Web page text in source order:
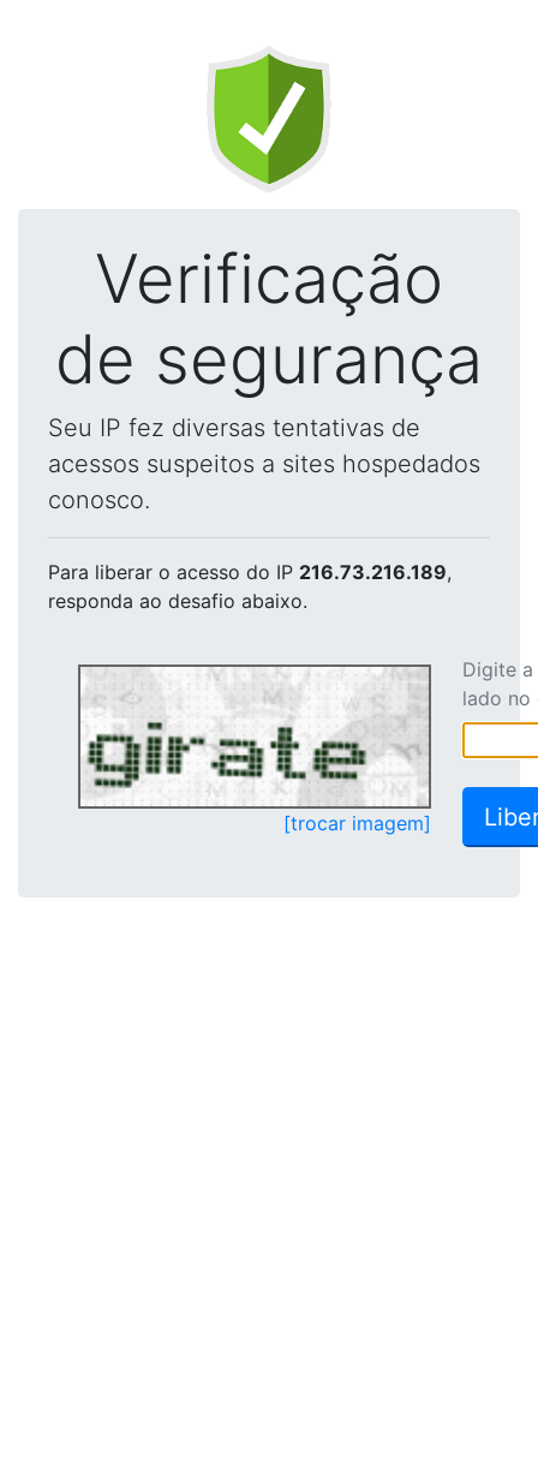
Verificação
de segurança
Seu IP fez diversas tentativas de
acessos suspeitos a sites hospedados
conosco.
Para liberar o acesso do IP 216.73.216.189,
responda ao desafio abaixo.
[trocar imagem]
Digite
lado no